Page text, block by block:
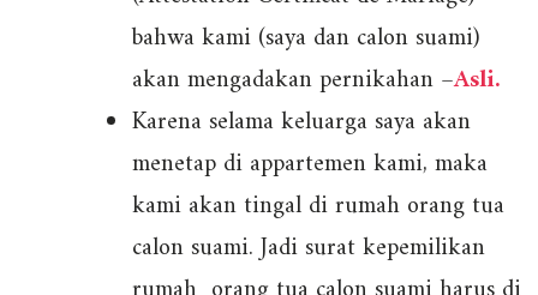
bahwa kami (saya dan calon suami)
akan mengadakan pernikahan –Asli.
Karena selama keluarga saya akan
menetap di appartemen kami, maka
kami akan tingal di rumah orang tua
calon suami. Jadi surat kepemilikan